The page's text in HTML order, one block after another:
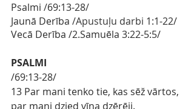
Psalmi /69:13-28/
Jaunā Derība /Apustuļu darbi 1:1-22/
Vecā Derība /2.Samuēla 3:22-5:5/
PSALMI
/69:13-28/
13 Par mani tenko tie, kas sēž vārtos,
par mani dzied vīna dzērēji.